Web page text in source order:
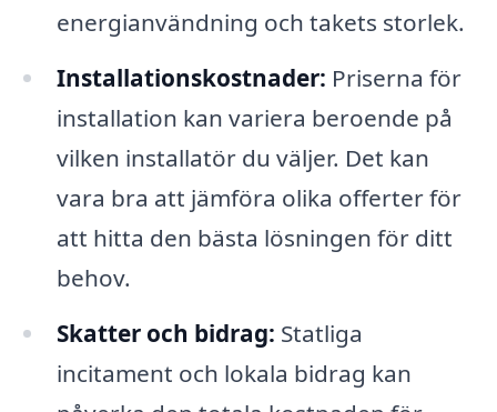
energianvändning och takets storlek.
Installationskostnader: Priserna för
installation kan variera beroende på
vilken installatör du väljer. Det kan
vara bra att jämföra olika offerter för
att hitta den bästa lösningen för ditt
behov.
Skatter och bidrag: Statliga
incitament och lokala bidrag kan